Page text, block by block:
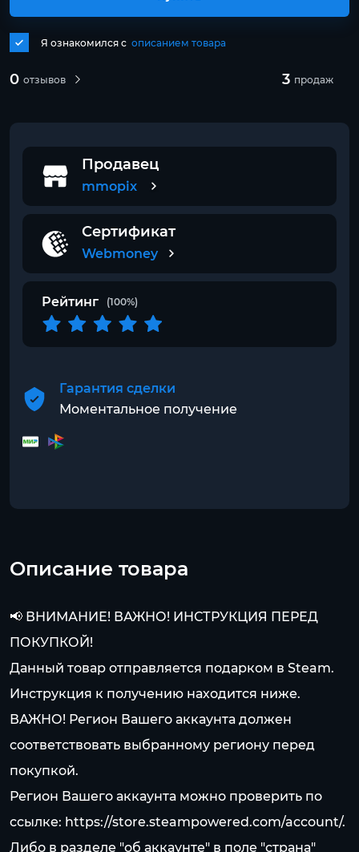
0 отзывов 3 продаж
Я ознакомился с описанием товара
Продавец
mmopix
Сертификат
Webmoney
Рейтинг (100%)
Гарантия сделки
Моментальное получение
Описание товара
📢 ВНИМАНИЕ! ВАЖНО! ИНСТРУКЦИЯ ПЕРЕД
ПОКУПКОЙ!
Данный товар отправляется подарком в Steam.
Инструкция к получению находится ниже.
ВАЖНО! Регион Вашего аккаунта должен
соответствовать выбранному региону перед
покупкой.
Регион Вашего аккаунта можно проверить по
ссылке: https://store.steampowered.com/account/.
Либо в разделе "об аккаунте" в поле "страна"